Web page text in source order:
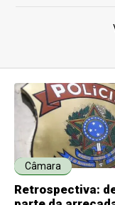
Câmara
Retrospectiva: